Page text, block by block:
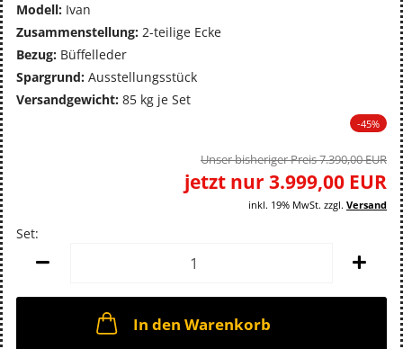
Modell: Ivan
Zusammenstellung: 2-teilige Ecke
Bezug: Büffelleder
Spargrund: Ausstellungsstück
Versandgewicht: 85 kg je Set
-45%
Unser bisheriger Preis 7.390,00 EUR
jetzt nur 3.999,00 EUR
inkl. 19% MwSt. zzgl. Versand
Set:
In den Warenkorb